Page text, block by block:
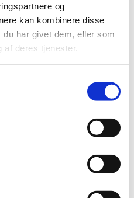
og
kan kombinere disse
har givet dem, eller som
af deres tjenester.
af børne- og
og en gruppe frivillige